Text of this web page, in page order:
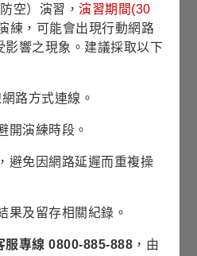
5000萬元
空）演習，演習期間(30
練，可能會出現行動網路
影響之現象。建議採取以下
路方式連線。
開演練時段。
避免因網路延遲而重複操
果及留存相關紀錄。
服專線 0800-885-888 ，由